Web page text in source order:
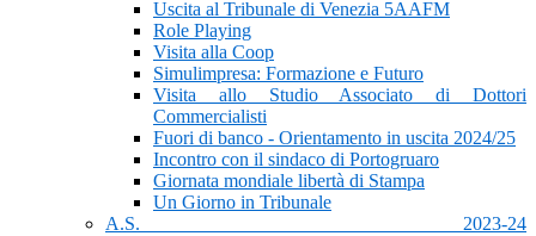
Uscita al Tribunale di Venezia 5AAFM
Role Playing
Visita alla Coop
Simulimpresa: Formazione e Futuro
Visita allo Studio Associato di Dottori
Commercialisti
Fuori di banco - Orientamento in uscita 2024/25
Incontro con il sindaco di Portogruaro
Giornata mondiale libertà di Stampa
Un Giorno in Tribunale
A.S. 2023-24